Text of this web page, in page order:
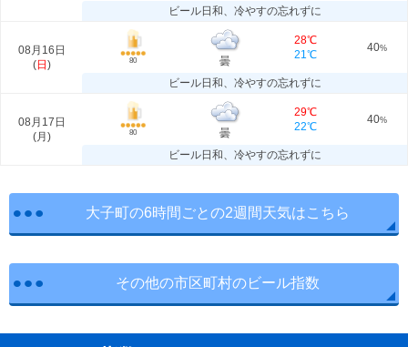
ビール日和、冷やすの忘れずに
08月16日
(日 ) 80 曇
28℃
21℃
40%
ビール日和、冷やすの忘れずに
08月17日
(月 ) 80 曇
29℃
22℃
40%
ビール日和、冷やすの忘れずに
大子町の6時間ごとの2週間天気はこちら
その他の市区町村のビール指数